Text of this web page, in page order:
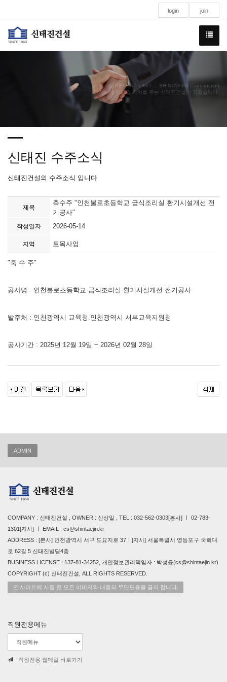
login join
BEYOND LIMIT ::: SHINTAEJIN Construction
당신에게 최고의 가치를 주는 신태진건설이 되겠습니다.
신태진 수주소식
신태진건설의 수주소식 입니다
제목
축수주 "인천불로초등학교 급식조리실 환기시설개선 전
기공사"
작성일자 2026-05-14
지역 토목사업
"축 수 주"
공사명 : 인천불로초등학교 급식조리실 환기시설개선 전기공사
발주처 : 인천광역시 교육청 인천광역시 서부교육지원청
공사기간 : 2025년 12월 19일 ~ 2026년 02월 28일
ADMIN
COMPANY : 신태진건설 , OWNER : 신상일 , TEL : 032-562-0303[본사] ㅣ 02-783-
1301[지사] ㅣ EMAIL : cs@shintaejin.kr
ADDRESS : [본사] 인천광역시 서구 도요지로 37ㅣ[지사] 서울특별시 영등포구 국회대
로 62길 5 신태진빌딩4층
BUSINESS LICENSE : 137-81-34252, 개인정보관리책임자 : 박성윤(cs@shintaejin.kr)
COPYRIGHT (c) 신태진건설, ALL RIGHTS RESERVED.
본 사이트에 사용 된 모든 이미지와 내용의 무단도용을 금지 합니다.
직원전용메뉴
직원전용 웹메일 바로가기